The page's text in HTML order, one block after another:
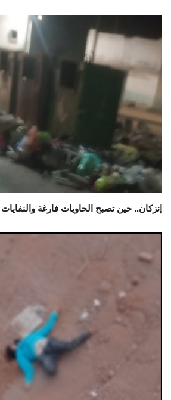
إنزكان.. حين تصبح الحاويات فارغة